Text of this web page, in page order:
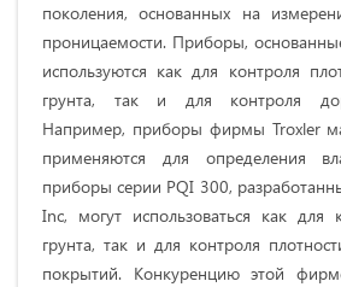
поколения, основанных на
проницаемости. Приборы,
используются как для контроля
грунта, так и для контроля
Например, приборы фирмы Troxler
применяются для определения
приборы серии PQI 300,
Inc, могут использоваться как для
грунта, так и для контроля
покрытий. Конкуренцию этой